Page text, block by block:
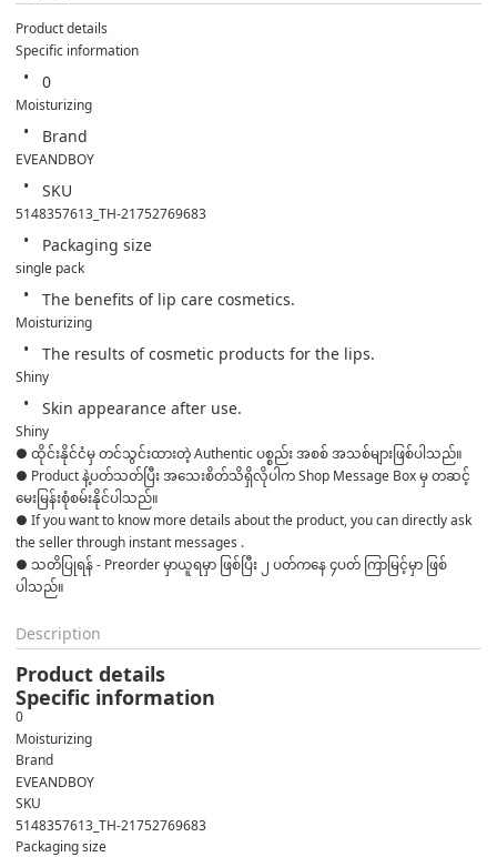
Product details
Specific information
0
Moisturizing
Brand
EVEANDBOY
SKU
5148357613_TH-21752769683
Packaging size
single pack
The benefits of lip care cosmetics.
Moisturizing
The results of cosmetic products for the lips.
Shiny
Skin appearance after use.
Shiny
● ထိုင်းနိုင်ငံမှ တင်သွင်းထားတဲ့ Authentic ပစ္စည်း အစစ် အသစ်များဖြစ်ပါသည်။
● Product နဲ့ပတ်သတ်ပြီး အသေးစိတ်သိရှိလိုပါက Shop Message Box မှ တဆင့်
မေးမြန်းစုံစမ်းနိုင်ပါသည်။
● If you want to know more details about the product, you can directly ask
the seller through instant messages .
● သတိပြုရန် - Preorder မှာယူရမှာ ဖြစ်ပြီး ၂ ပတ်ကနေ ၄ပတ် ကြာမြင့်မှာ ဖြစ်
ပါသည်။
Description
Product details
Specific information
0
Moisturizing
Brand
EVEANDBOY
SKU
5148357613_TH-21752769683
Packaging size